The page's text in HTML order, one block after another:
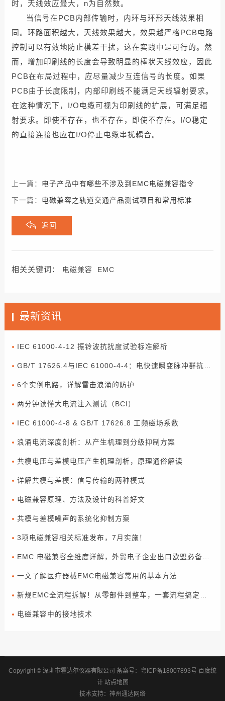
时，天线效应最大，n为自然数。
当信号在PCB内部传输时，内环与环形天线效果相
同。环路面积越大，天线效果越大，效果越严格PCB电路
控制可以有效地防止模差干扰，这在实践中是可行的。然
而，增加印刷线的长度会导致明显的棒状天线效应，因此
PCB在布局过程中，应尽量减少互连信号的长度。 如果
PCB由于长度限制，内部印刷线不能满足天线辐射要求。
在这种情况下，I/O电缆可视为印刷线的扩展，可满足辐
射要求。即使不存在，也不存在，即使不存在。I/O稳定
的直接连接也应在I/O停止电缆串扰耦合。
上一篇： 电子产品中有哪些不涉及到EMC电磁兼容指令
下一篇： 电磁兼容之轨道交通产品测试项目和常用标准
返回
相关关键词： 电磁兼容 EMC
最新资讯
IEC 61000-4-12 振铃波抗扰度试验标准解析
6个实例电路，详解雷击浪涌的防护
两分钟读懂大电流注入测试（BCI）
IEC 61000-4-8 & GB/T 17626.8 工频磁场系数
浪涌电流深度剖析：从产生机理到分级抑制方案
共模电压与差模电压产生机理剖析，原理通俗解读
详解共模与差模：信号传输的两种模式
电磁兼容原理、方法及设计的科普好文
共模与差模噪声的系统化抑制方案
3项电磁兼容相关标准发布，7月实施！
一文了解医疗器械EMC电磁兼容常用的基本方法
电磁兼容中的接地技术
Copyright © 深圳市霍达尔仪器有限公司 备案号： 粤ICP备18007893号 百度统
计 站点地图
技术支持： 神州通达网络